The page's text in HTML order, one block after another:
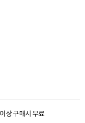
상 구매시 무료